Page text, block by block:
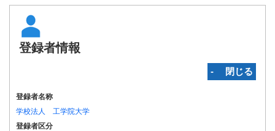
登録者情報
‐ 閉じる
登録者名称
学校法人 工学院大学
登録者区分